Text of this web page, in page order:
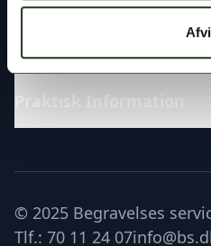
Læs om
Praktisk Information
© 2025 Begravelses
Tlf.: 70 11 24 07